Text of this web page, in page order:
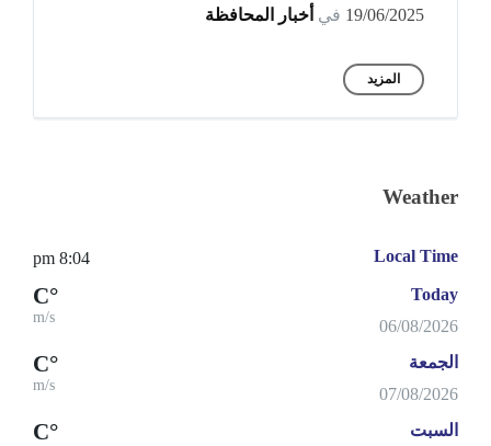
19/06/2025 في أخبار المحافظة
المزيد
Weather
Local Time
8:04 pm
Today
06/08/2026
°C
m/s
الجمعة
07/08/2026
°C
m/s
السبت
°C